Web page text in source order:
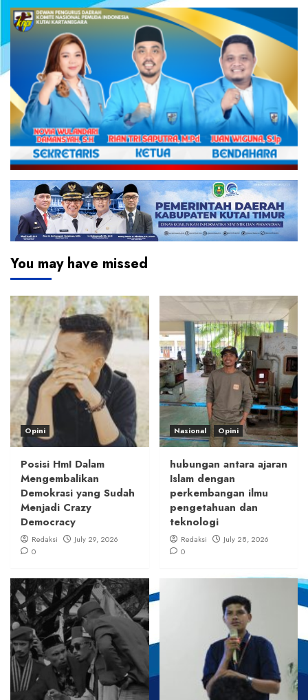
You may have missed
Opini
Posisi HmI Dalam
Mengembalikan
Demokrasi yang Sudah
Menjadi Crazy
Democracy
Redaksi
July 29, 2026
0
Nasional Opini
hubungan antara ajaran
Islam dengan
perkembangan ilmu
pengetahuan dan
teknologi
Redaksi
July 28, 2026
0